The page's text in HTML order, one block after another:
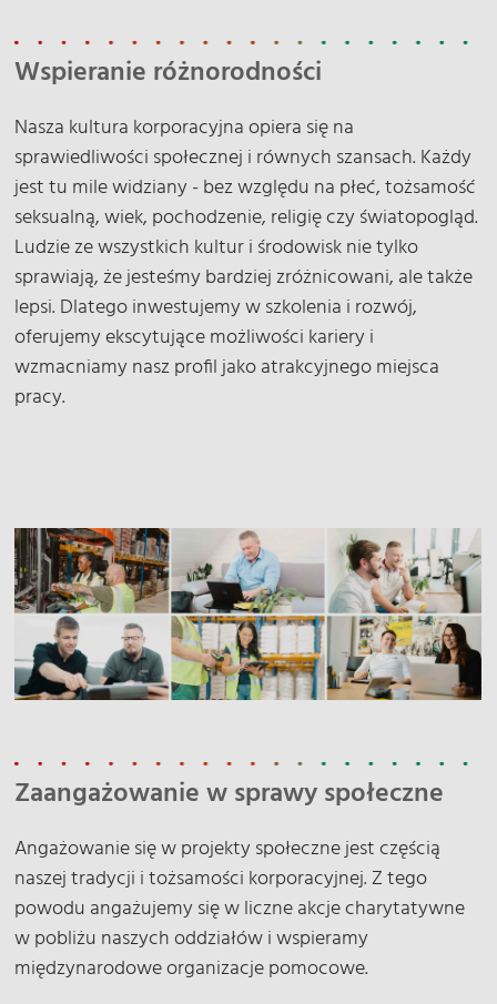
Wspieranie różnorodności
Nasza kultura korporacyjna opiera się na
sprawiedliwości społecznej i równych szansach. Każdy
jest tu mile widziany - bez względu na płeć, tożsamość
seksualną, wiek, pochodzenie, religię czy światopogląd.
Ludzie ze wszystkich kultur i środowisk nie tylko
sprawiają, że jesteśmy bardziej zróżnicowani, ale także
lepsi. Dlatego inwestujemy w szkolenia i rozwój,
oferujemy ekscytujące możliwości kariery i
wzmacniamy nasz profil jako atrakcyjnego miejsca
pracy.
Zaangażowanie w sprawy społeczne
Angażowanie się w projekty społeczne jest częścią
naszej tradycji i tożsamości korporacyjnej. Z tego
powodu angażujemy się w liczne akcje charytatywne
w pobliżu naszych oddziałów i wspieramy
międzynarodowe organizacje pomocowe.